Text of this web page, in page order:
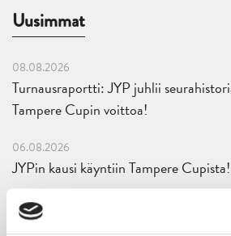
Uusimmat
08.08.2026
Turnausraportti: JYP juhlii
Tampere Cupin voittoa!
06.08.2026
JYPin kausi käyntiin Tampere Cupista!
05.08.2026
JYPin kapteenisto Liiga-kauteen